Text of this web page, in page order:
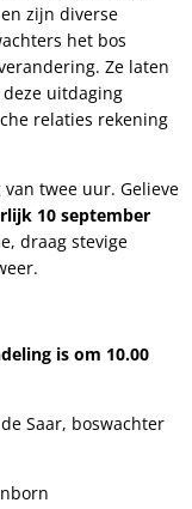
zijn diverse
het bos
Ze laten
uitdaging
relaties rekening
twee uur. Gelieve
10 september
draag stevige
is om 10.00
Saar, boswachter